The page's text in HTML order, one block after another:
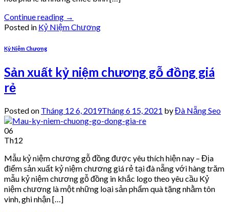
Continue reading →
Posted in Kỷ Niệm Chương
Kỷ Niệm Chương
Sản xuất kỷ niệm chương gỗ đồng giá
rẻ
Posted on Tháng 12 6, 2019Tháng 6 15, 2021 byĐà Nẵng Seo
06
Th12
Mẫu kỷ niệm chương gỗ đồng được yêu thích hiện nay – Địa
điểm sản xuất kỷ niệm chương giá rẻ tại đà nẵng với hàng trăm
mẫu kỷ niệm chương gỗ đồng in khắc logo theo yêu cầu Kỷ
niệm chương là một những loại sản phẩm quà tặng nhằm tôn
vinh, ghi nhận […]